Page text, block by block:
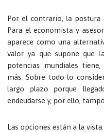
Por el contrario, la postura
Para el economista y
aparece como una
valor ya que supone que
potencias mundiales
más. Sobre todo lo
largo plazo porque
endeudarse y, por ello,
Las opciones están a la